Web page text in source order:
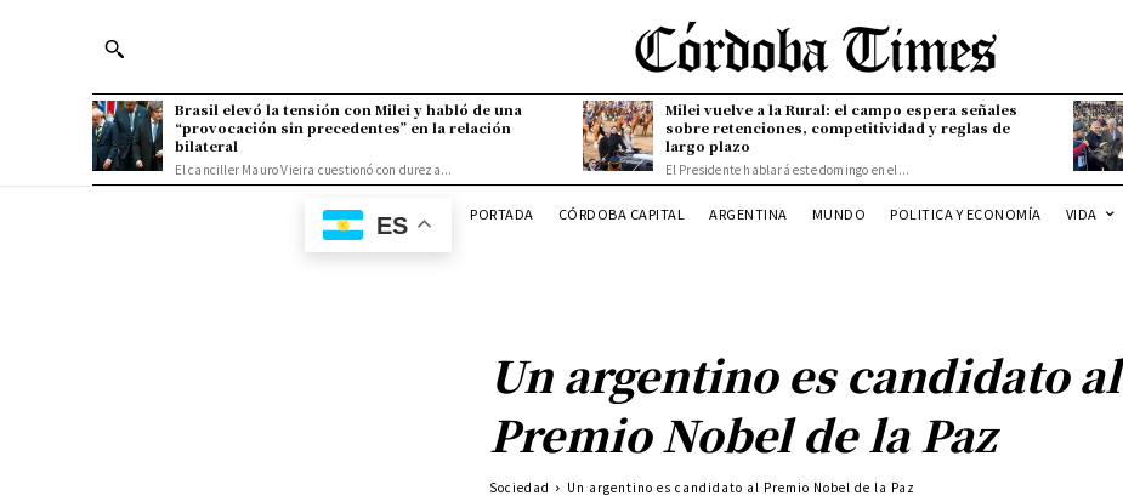
Brasil elevó la tensión con Milei y habló de una
“provocación sin precedentes” en la relación
bilateral
El canciller Mauro Vieira cuestionó con dureza...
Milei vuelve a la Rural: el campo espera señales
sobre retenciones, competitividad y reglas de
largo plazo
El Presidente hablará este domingo en el...
ES PORTADA CÓRDOBA CAPITAL ARGENTINA MUNDO POLITICA Y ECONOMÍA VIDA
Un argentino es candidato al
Premio Nobel de la Paz
Sociedad Un argentino es candidato al Premio Nobel de la Paz